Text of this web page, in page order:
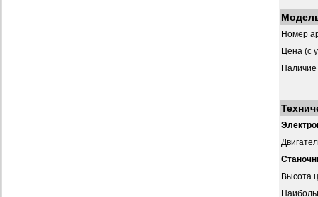
Номер
Цена (с
Наличие
Высота